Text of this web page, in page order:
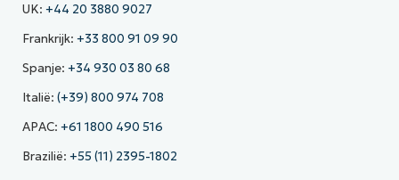
UK: +44 20 3880 9027
Frankrijk: +33 800 91 09 90
Spanje: +34 930 03 80 68
Italië: (+39) 800 974 708
APAC: +61 1800 490 516
Brazilië: +55 (11) 2395-1802